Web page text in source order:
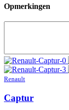
Opmerkingen
Renault
Captur